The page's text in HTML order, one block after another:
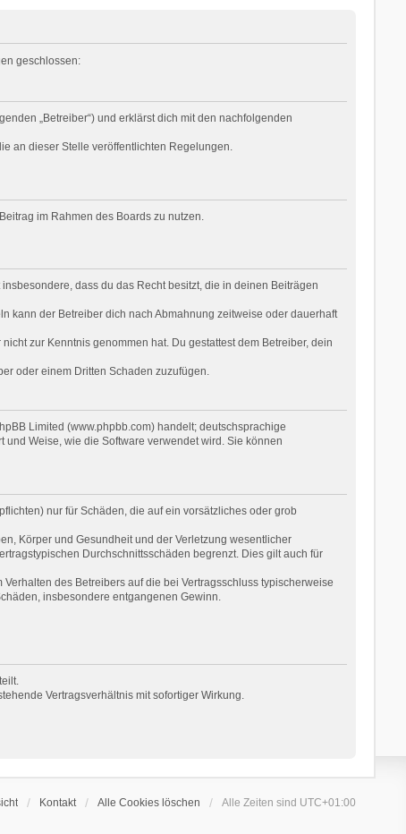
geschlossen:
„Betreiber“) und erklärst dich mit den nachfolgenden
an dieser Stelle veröffentlichten Regelungen.
im Rahmen des Boards zu nutzen.
dass du das Recht besitzt, die in deinen Beiträgen
kann der Betreiber dich nach Abmahnung zeitweise oder dauerhaft
zur Kenntnis genommen hat. Du gestattest dem Betreiber, dein
oder einem Dritten Schaden zuzufügen.
Limited (www.phpbb.com) handelt; deutschsprachige
Weise, wie die Software verwendet wird. Sie können
nur für Schäden, die auf ein vorsätzliches oder grob
Körper und Gesundheit und der Verletzung wesentlicher
Durchschnittsschäden begrenzt. Dies gilt auch für
des Betreibers auf die bei Vertragsschluss typischerweise
insbesondere entgangenen Gewinn.
Vertragsverhältnis mit sofortiger Wirkung.
Kontakt Alle Cookies löschen Alle Zeiten sind UTC+01:00